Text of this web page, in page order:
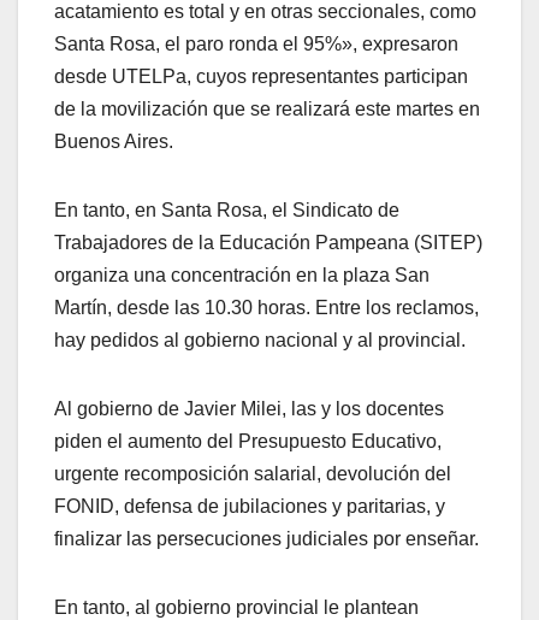
acatamiento es total y en otras seccionales, como
Santa Rosa, el paro ronda el 95%», expresaron
desde UTELPa, cuyos representantes participan
de la movilización que se realizará este martes en
Buenos Aires.
En tanto, en Santa Rosa, el Sindicato de
Trabajadores de la Educación Pampeana (SITEP)
organiza una concentración en la plaza San
Martín, desde las 10.30 horas. Entre los reclamos,
hay pedidos al gobierno nacional y al provincial.
Al gobierno de Javier Milei, las y los docentes
piden el aumento del Presupuesto Educativo,
urgente recomposición salarial, devolución del
FONID, defensa de jubilaciones y paritarias, y
finalizar las persecuciones judiciales por enseñar.
En tanto, al gobierno provincial le plantean